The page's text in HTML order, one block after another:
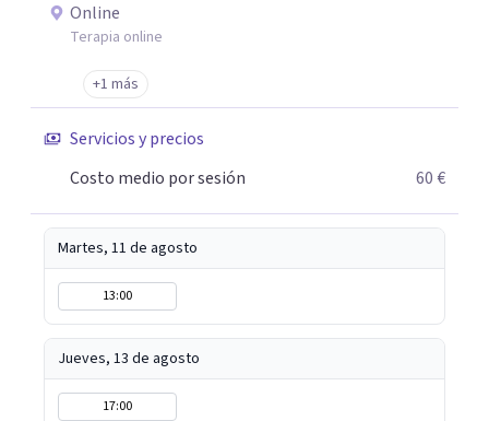
Online
Terapia online
+1 más
Servicios y precios
Costo medio por sesión
60 €
Martes, 11 de agosto
13:00
Jueves, 13 de agosto
17:00